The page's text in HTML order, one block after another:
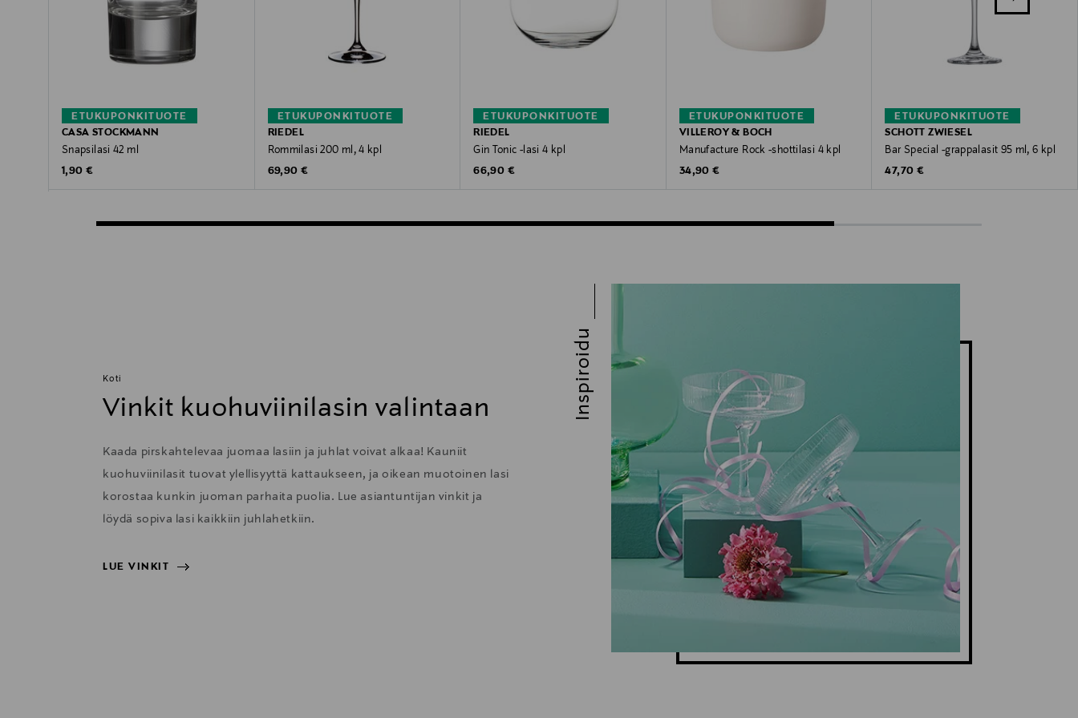
ETUKUPONKITUOTE
CASA STOCKMANN
Snapsilasi 42 ml
Original Price
1,90 €
ETUKUPONKITUOTE
RIEDEL
Rommilasi 200 ml, 4 kpl
Original Price
69,90 €
ETUKUPONKITUOTE
RIEDEL
Gin Tonic -lasi 4 kpl
Original Price
66,90 €
ETUKUPONKITUOTE
VILLEROY & BOCH
Manufacture Rock -shottilasi 4 kpl
Original Price
34,90 €
ETUKUPONKITUOTE
SCHOTT ZWIESEL
Bar Special -grappalasit 95 ml, 6 kpl
Original Price
47,70 €
Koti
Vinkit kuohuviinilasin valintaan
Kaada pirskahtelevaa juomaa lasiin ja juhlat voivat alkaa! Kauniit
kuohuviinilasit tuovat ylellisyyttä kattaukseen, ja oikean muotoinen lasi
korostaa kunkin juoman parhaita puolia. Lue asiantuntijan vinkit ja
löydä sopiva lasi kaikkiin juhlahetkiin.
LUE VINKIT
Inspiroidu